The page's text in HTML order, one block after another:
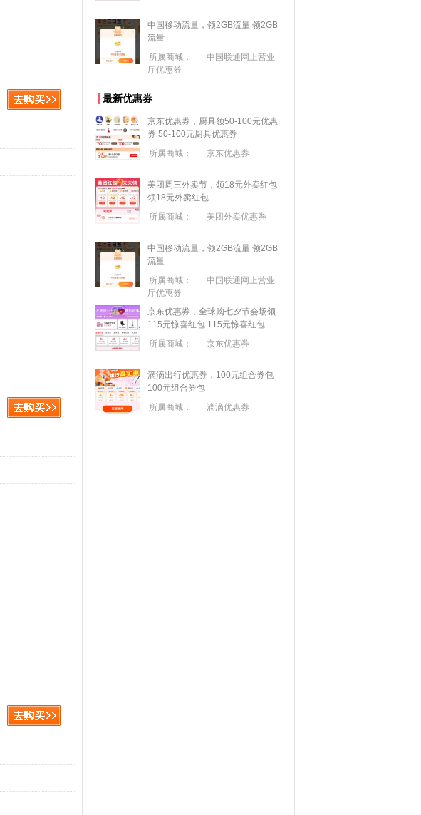
中国移动流量，领2GB流量 领2GB
流量
所属商城：
中国联通网上营业
厅优惠券
最新优惠券
京东优惠券，厨具领50-100元优惠
券 50-100元厨具优惠券
所属商城：
京东优惠券
美团周三外卖节，领18元外卖红包
领18元外卖红包
所属商城：
美团外卖优惠券
中国移动流量，领2GB流量 领2GB
流量
所属商城：
中国联通网上营业
厅优惠券
京东优惠券，全球购七夕节会场领
115元惊喜红包 115元惊喜红包
所属商城：
京东优惠券
滴滴出行优惠券，100元组合券包
100元组合券包
所属商城：
滴滴优惠券